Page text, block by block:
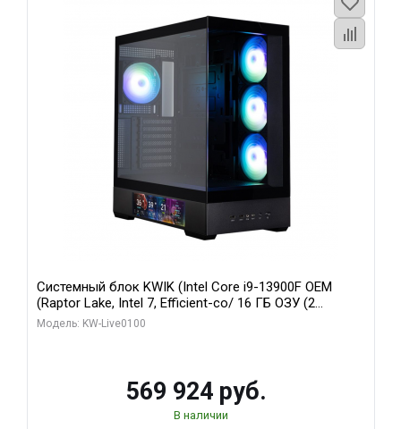
Системный блок KWIK (Intel Core i9-13900F OEM
(Raptor Lake, Intel 7, Efficient-co/ 16 ГБ ОЗУ (2
модуля)/ Afox RTX4090 24GB GDDR6X 384-Bit 3xDP
Модель: KW-Live0100
569 924 руб.
В наличии